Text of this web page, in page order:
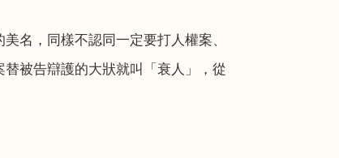
名，同樣不認同一定要打人權案、
被告辯護的大狀就叫「衰人」，從